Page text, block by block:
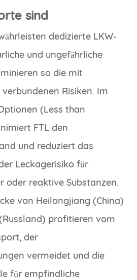
sind
dedizierte LKW-
und ungefährliche
so die mit
Risiken. Im
(Less than
FTL den
und reduziert das
Leckagerisiko für
oder reaktive Substanzen.
von Heilongjiang (China)
profitieren vom
der
vermeidet und die
für empfindliche